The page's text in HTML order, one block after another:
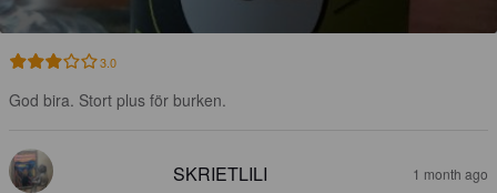
3.0
God bira. Stort plus för burken.
SKRIETLILI 1 month ago